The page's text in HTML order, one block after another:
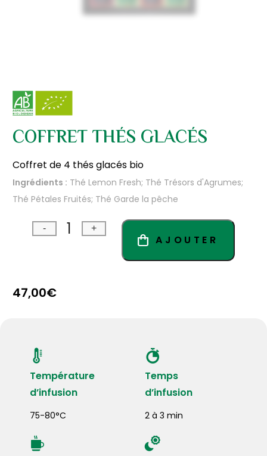
COFFRET THÉS GLACÉS
Coffret de 4 thés glacés bio
Ingrédients : Thé Lemon Fresh; Thé Trésors d'Agrumes;
Thé Pétales Fruités; Thé Garde la pêche
Quantité
- +
AJOUTER
47,00€
Température
d’infusion
75-80°C
Temps
d’infusion
2 à 3 min